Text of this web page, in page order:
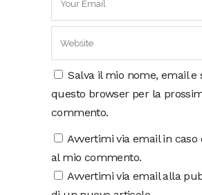
Salva il mio nome, email e
questo browser per la
commento.
Avvertimi via email in caso
al mio commento.
Avvertimi via email alla